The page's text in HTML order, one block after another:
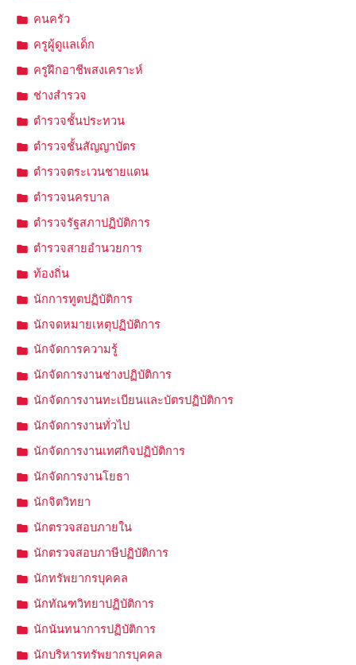
คนครัว
ครูผู้ดูแลเด็ก
ครูฝึกอาชีพสงเคราะห์
ช่างสำรวจ
ตำรวจชั้นประทวน
ตำรวจชั้นสัญญาบัตร
ตำรวจตระเวนชายแดน
ตำรวจนครบาล
ตำรวจรัฐสภาปฏิบัติการ
ตำรวจสายอำนวยการ
ท้องถิ่น
นักการทูตปฏิบัติการ
นักจดหมายเหตุปฏิบัติการ
นักจัดการความรู้
นักจัดการงานช่างปฏิบัติการ
นักจัดการงานทะเบียนและบัตรปฏิบัติการ
นักจัดการงานทั่วไป
นักจัดการงานเทศกิจปฏิบัติการ
นักจัดการงานโยธา
นักจิตวิทยา
นักตรวจสอบภายใน
นักตรวจสอบภาษีปฏิบัติการ
นักทรัพยากรบุคคล
นักทัณฑวิทยาปฏิบัติการ
นักนันทนาการปฏิบัติการ
นักบริหารทรัพยากรบุคคล